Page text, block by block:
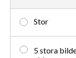
Stor
5 stora